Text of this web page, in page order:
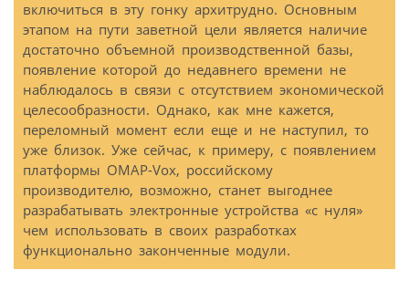
включиться в эту гонку архитрудно. Основным
этапом на пути заветной цели является наличие
достаточно объемной производственной базы,
появление которой до недавнего времени не
наблюдалось в связи с отсутствием экономической
целесообразности. Однако, как мне кажется,
переломный момент если еще и не наступил, то
уже близок. Уже сейчас, к примеру, с появлением
платформы OMAP-Vox, российскому
производителю, возможно, станет выгоднее
разрабатывать электронные устройства «с нуля»
чем использовать в своих разработках
функционально законченные модули.